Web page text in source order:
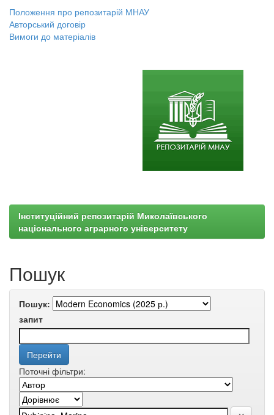
Положення про репозитарій МНАУ
Авторський договір
Вимоги до матеріалів
Інституційний репозитарій Миколаївського
національного аграрного університету
Пошук
Пошук:
запит
Поточні фільтри: